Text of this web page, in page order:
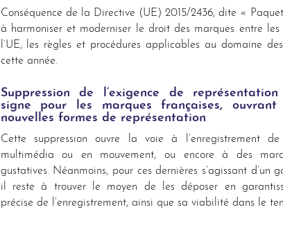
Conséquence de la Directive (UE) 2015/2436, dite «
à harmoniser et moderniser le droit des marques entre
l’UE, les règles et procédures applicables au domaine
cette année.
Suppression de l’exigence de
signe pour les marques françaises,
nouvelles formes de représentation
Cette suppression ouvre la voie à l’enregistrement de
multimédia ou en mouvement, ou encore à des
gustatives. Néanmoins, pour ces dernières s’agissant d’un
il reste à trouver le moyen de les déposer en
précise de l’enregistrement, ainsi que sa viabilité dans le